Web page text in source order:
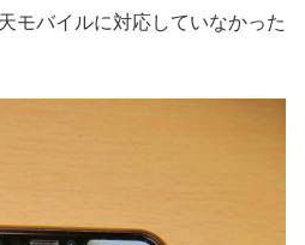
モバイルに対応していなかった